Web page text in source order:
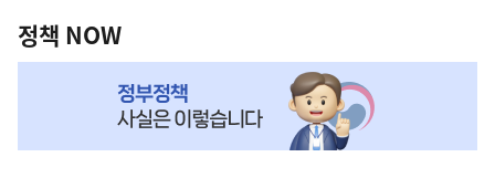
책
NOW,
정책 NOW